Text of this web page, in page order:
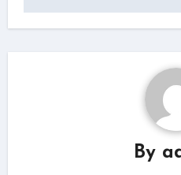
By